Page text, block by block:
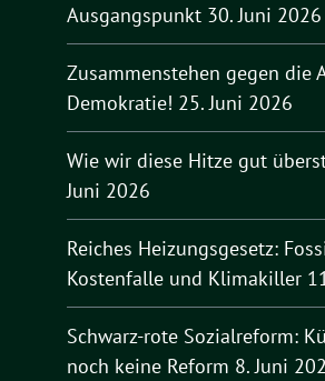
Ausgangspunkt 30. Juni 2026
Zusammenstehen gegen die
Demokratie! 25. Juni 2026
Wie wir diese Hitze gut
Juni 2026
Reiches Heizungsgesetz:
Kostenfalle und Klimakiller
Schwarz-rote Sozialreform:
noch keine Reform 8. Juni